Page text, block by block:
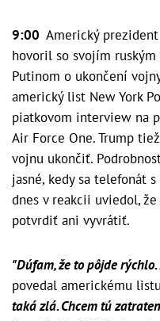
9:00 Americký
hovoril so svojím
Putinom o ukončení
americký list New York
piatkovom interview na
Air Force One. Trump
vojnu ukončiť.
jasné, kedy sa telefonát
dnes v reakcii uviedol,
potvrdiť ani vyvrátiť.
"Dúfam, že to pôjde
povedal americkému
taká zlá. Chcem tú